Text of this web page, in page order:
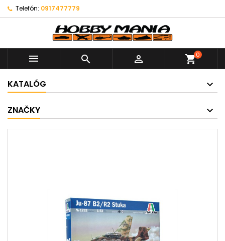
Telefón: 0917477779
   shopping_cart0
KATALÓG
ZNAČKY